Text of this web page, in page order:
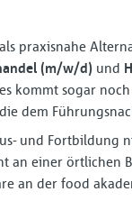
praxisnahe
(m/w/d) und
kommt sogar
dem
und Fortbildung
an einer örtlichen
an der food